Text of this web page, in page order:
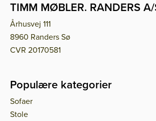
TIMM MØBLER. RANDERS
Århusvej 111
8960 Randers Sø
CVR 20170581
Populære kategorier
Sofaer
Stole